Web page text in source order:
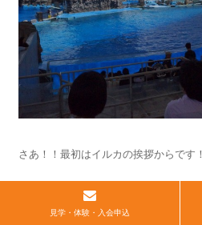
さあ！！最初はイルカの挨拶からです！
見学・体験・入会申込